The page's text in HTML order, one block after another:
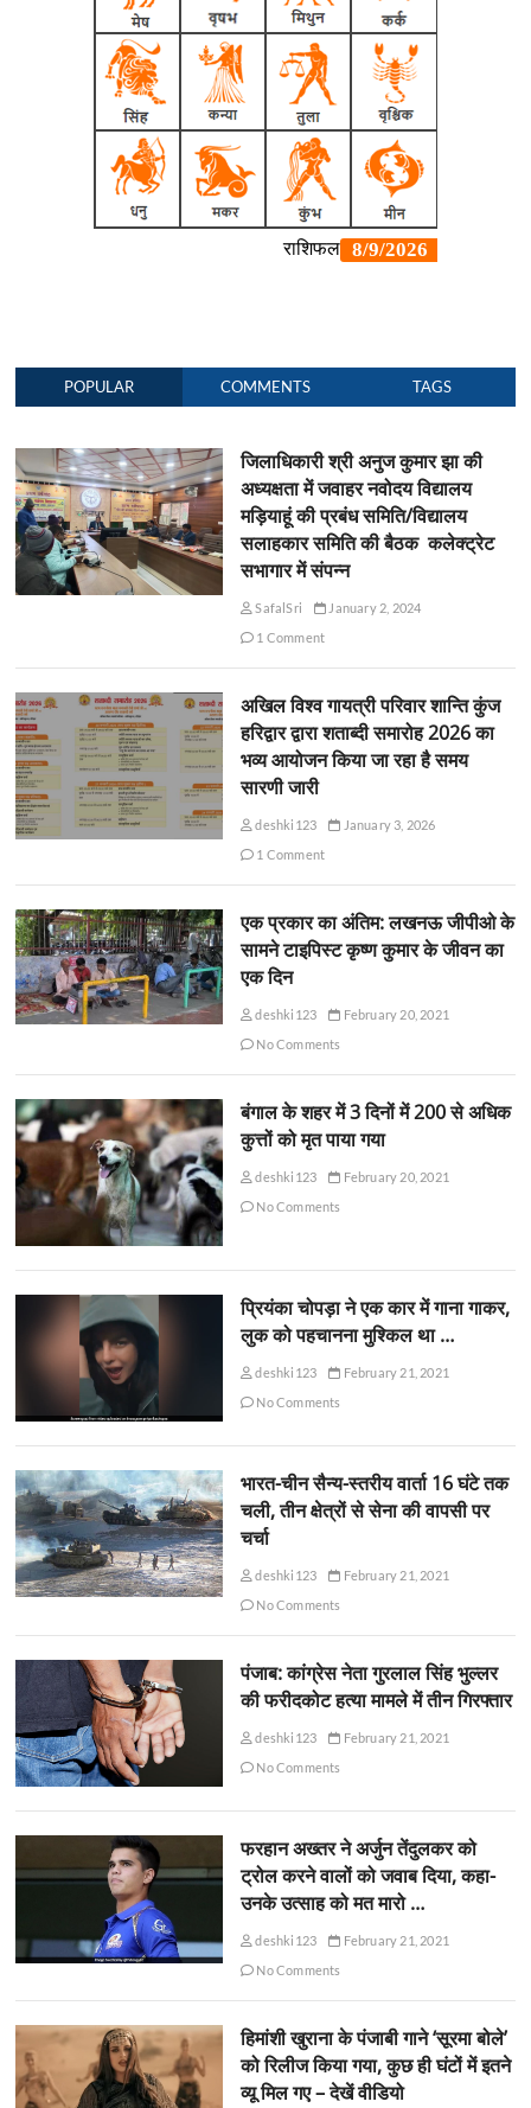
POPULAR COMMENTS TAGS
जिलाधिकारी श्री अनुज कुमार झा की
अध्यक्षता में जवाहर नवोदय विद्यालय
मड़ियाहूं की प्रबंध समिति/विद्यालय
सलाहकार समिति की बैठक कलेक्ट्रेट
सभागार में संपन्न
SafalSri
January 2, 2024
1 Comment
अखिल विश्व गायत्री परिवार शान्ति कुंज
हरिद्वार द्वारा शताब्दी समारोह 2026 का
भव्य आयोजन किया जा रहा है समय
सारणी जारी
deshki123
January 3, 2026
1 Comment
एक प्रकार का अंतिम: लखनऊ जीपीओ के
सामने टाइपिस्ट कृष्ण कुमार के जीवन का
एक दिन
deshki123
February 20, 2021
No Comments
बंगाल के शहर में 3 दिनों में 200 से अधिक
कुत्तों को मृत पाया गया
deshki123
February 20, 2021
No Comments
प्रियंका चोपड़ा ने एक कार में गाना गाकर,
लुक को पहचानना मुश्किल था …
deshki123
February 21, 2021
No Comments
भारत-चीन सैन्य-स्तरीय वार्ता 16 घंटे तक
चली, तीन क्षेत्रों से सेना की वापसी पर
चर्चा
deshki123
February 21, 2021
No Comments
पंजाब: कांग्रेस नेता गुरलाल सिंह भुल्लर
की फरीदकोट हत्या मामले में तीन गिरफ्तार
deshki123
February 21, 2021
No Comments
फरहान अख्तर ने अर्जुन तेंदुलकर को
ट्रोल करने वालों को जवाब दिया, कहा-
उनके उत्साह को मत मारो …
deshki123
February 21, 2021
No Comments
हिमांशी खुराना के पंजाबी गाने ‘सूरमा बोले’
को रिलीज किया गया, कुछ ही घंटों में इतने
व्यू मिल गए – देखें वीडियो